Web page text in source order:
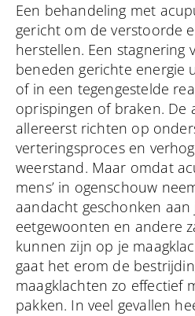
Een behandeling met
gericht om de verstoorde
herstellen. Een stagnering
beneden gerichte energie
of in een tegengestelde
oprispingen of braken. De
allereerst richten op
verteringsproces en
weerstand. Maar omdat
mens’ in ogenschouw
aandacht geschonken aan
eetgewoonten en andere
kunnen zijn op je
gaat het erom de
maagklachten zo effectief
pakken. In veel gevallen